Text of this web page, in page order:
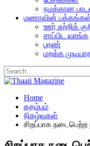
நமக்கான
மணாவின்
ஊர் சுற்றிக்
சாப்பிட வாங்க
பரண்
மறக்க
Home
கதம்பம்
நிகழ்வுகள்
சிறப்பாக நடைபெற்ற